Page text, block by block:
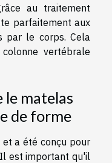
au traitement
parfaitement aux
par le corps. Cela
vertébrale
le matelas
de forme
a été conçu pour
est important qu'il